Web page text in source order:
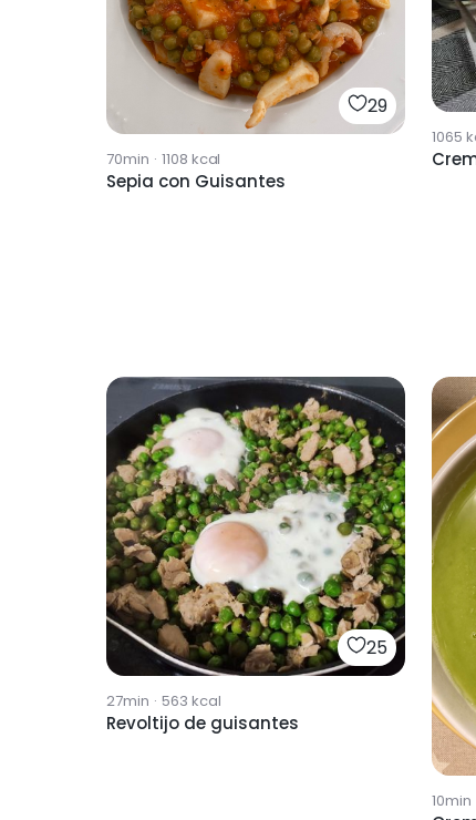
29
70min · 1108 kcal
Sepia con Guisantes
1065
25
27min · 563 kcal
Revoltijo de guisantes
10min